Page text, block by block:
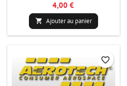
4,00 €
 Ajouter au panier
favorite_border